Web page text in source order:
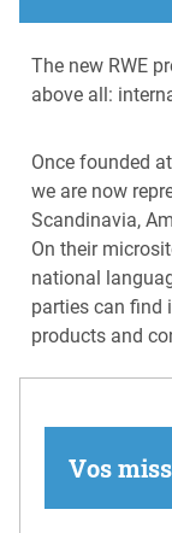
The new RWE
above all:
Once founded
we are now
Scandinavia,
On their
national
parties can find
products and
Vos